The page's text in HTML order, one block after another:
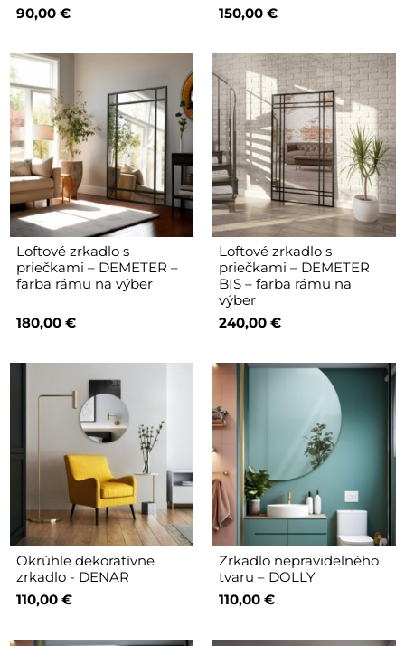
90,00 €
150,00 €
Loftové zrkadlo s
priečkami – DEMETER –
farba rámu na výber
180,00 €
Loftové zrkadlo s
priečkami – DEMETER
BIS – farba rámu na
výber
240,00 €
Okrúhle dekoratívne
zrkadlo - DENAR
110,00 €
Zrkadlo nepravidelného
tvaru – DOLLY
110,00 €